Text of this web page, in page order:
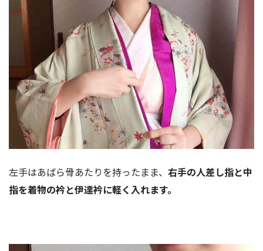
左手はあばら骨あたりを持ったまま、 右手の人差し指と中
指を着物の衿と伊達衿に軽く入れます。